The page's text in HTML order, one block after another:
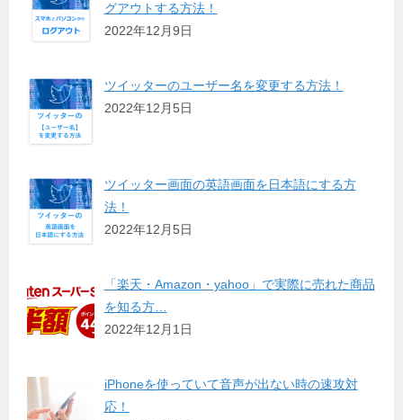
グアウトする方法！
2022年12月9日
ツイッターのユーザー名を変更する方法！
2022年12月5日
ツイッター画面の英語画面を日本語にする方
法！
2022年12月5日
「楽天・Amazon・yahoo」で実際に売れた商品
を知る方…
2022年12月1日
iPhoneを使っていて音声が出ない時の速攻対
応！